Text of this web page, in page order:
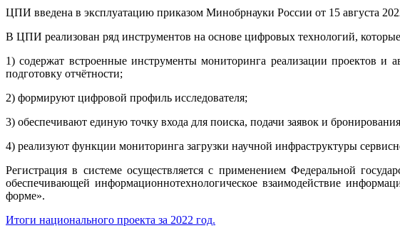
ЦПИ введена в эксплуатацию приказом Минобрнауки России от 15 августа
В ЦПИ реализован ряд инструментов на основе цифровых технологий,
1) содержат встроенные инструменты мониторинга реализации проектов и
подготовку отчётности;
2) формируют цифровой профиль исследователя;
3) обеспечивают единую точку входа для поиска, подачи заявок и
4) реализуют функции мониторинга загрузки научной инфраструктуры
Регистрация в системе осуществляется с применением Федеральной
обеспечивающей информационнотехнологическое взаимодействие
форме».
Итоги национального проекта за 2022 год.